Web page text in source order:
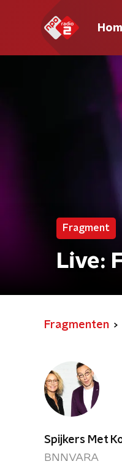
Fragment
Live:
Fragmenten
Spijkers Met
BNNVARA